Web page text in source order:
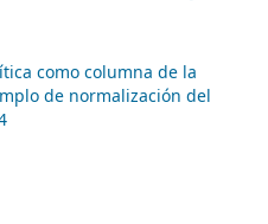
como columna de la
de normalización del